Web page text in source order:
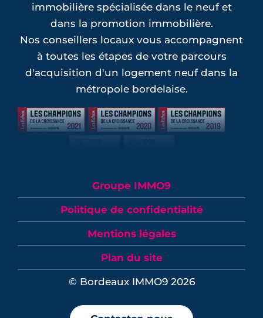
immobilière spécialisée dans le neuf et
dans la promotion immobilière.
Nos conseillers locaux vous accompagnent
à toutes les étapes de votre parcours
d'acquisition d'un logement neuf dans la
métropole bordelaise.
Groupe IMMO9
Politique de confidentialité
Mentions légales
Plan du site
© Bordeaux IMMO9 2026